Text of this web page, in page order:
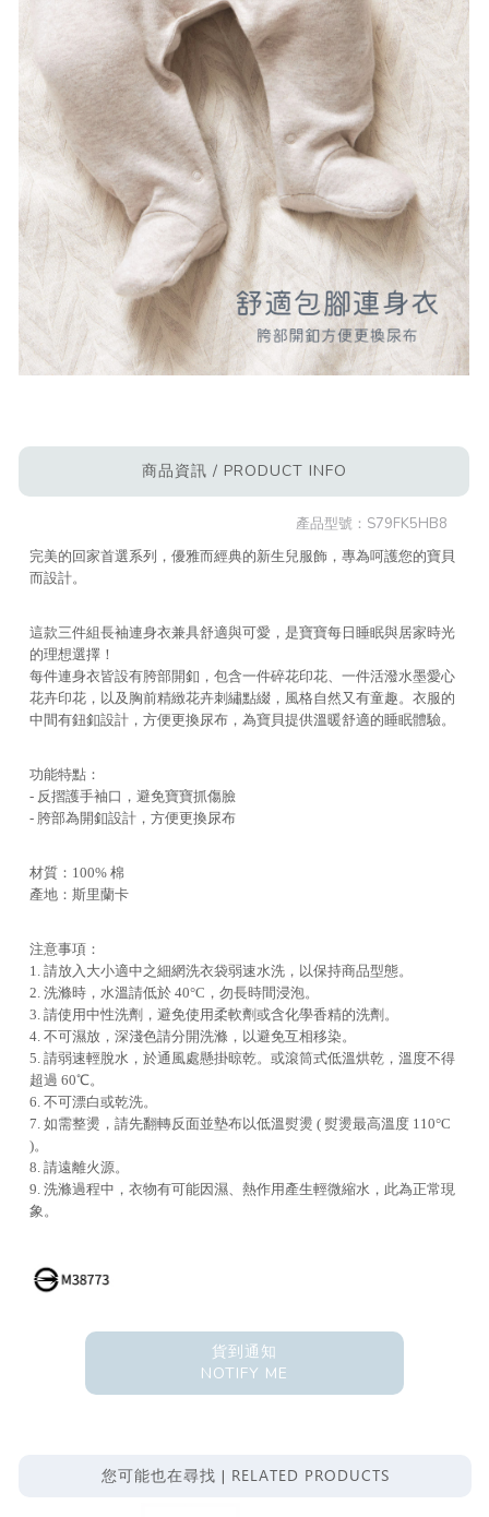
商品資訊 / PRODUCT INFO
產品型號： S79FK5HB8
完美的回家首選系列，優雅而經典的新生兒服飾，專為呵護您的寶貝
而設計。
這款三件組長袖連身衣兼具舒適與可愛，是寶寶每日睡眠與居家時光
的理想選擇！
每件連身衣皆設有胯部開釦，包含一件碎花印花、一件活潑水墨愛心
花卉印花，以及胸前精緻花卉刺繡點綴，風格自然又有童趣。衣服的
中間有鈕釦設計，方便更換尿布，為寶貝提供溫暖舒適的睡眠體驗。
功能特點：
- 反摺護手袖口，避免寶寶抓傷臉
- 胯部為開釦設計，方便更換尿布
材質：100% 棉
產地：斯里蘭卡
注意事項：
1. 請放入大小適中之細網洗衣袋弱速水洗，以保持商品型態。
2. 洗滌時，水溫請低於 40°C，勿長時間浸泡。
3. 請使用中性洗劑，避免使用柔軟劑或含化學香精的洗劑。
4. 不可濕放，深淺色請分開洗滌，以避免互相移染。
5. 請弱速輕脫水，於通風處懸掛晾乾。或滾筒式低溫烘乾，溫度不得
超過 60℃。
6. 不可漂白或乾洗。
7. 如需整燙，請先翻轉反面並墊布以低溫熨燙 ( 熨燙最高溫度 110°C
)。
8. 請遠離火源。
9. 洗滌過程中，衣物有可能因濕、熱作用產生輕微縮水，此為正常現
象。
貨到通知
NOTIFY ME
您可能也在尋找 | RELATED PRODUCTS